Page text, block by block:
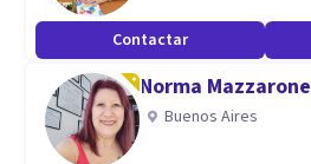
Contactar
Norma Mazzarone
Buenos Aires